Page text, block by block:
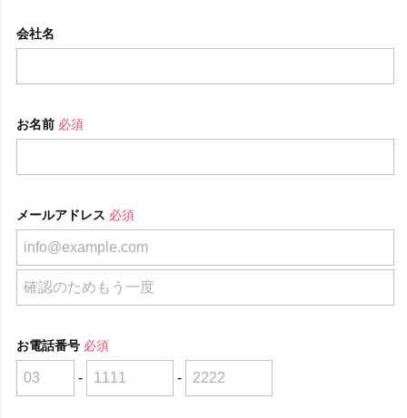
会社名
お名前 必須
メールアドレス 必須
お電話番号 必須
- -